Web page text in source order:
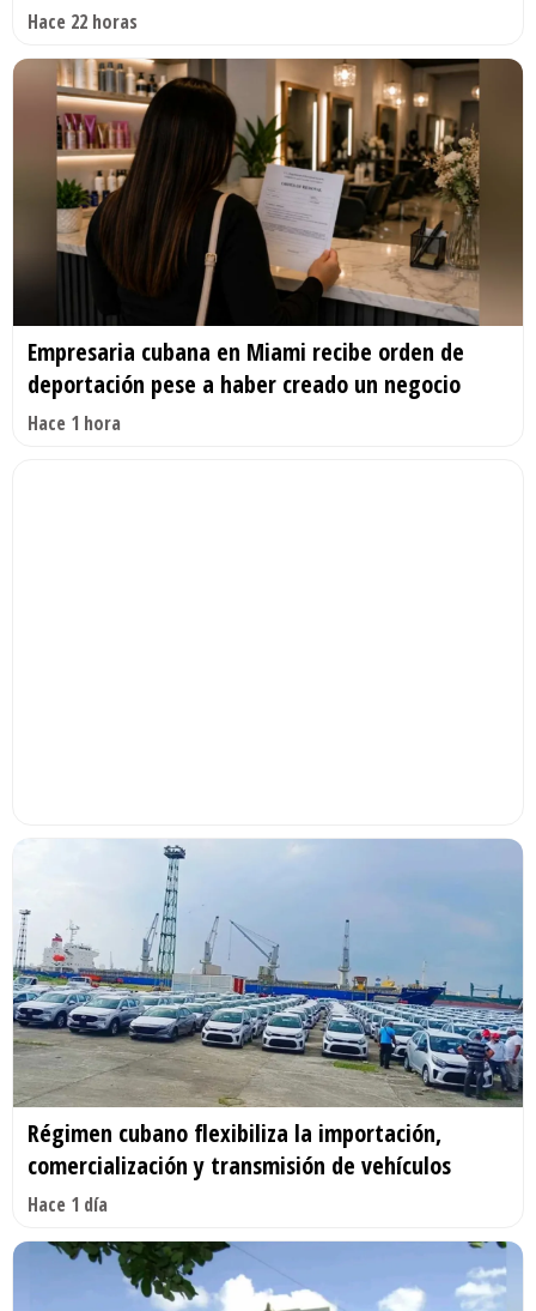
Hace 22 horas
Empresaria cubana en Miami recibe orden de
deportación pese a haber creado un negocio
Hace 1 hora
Régimen cubano flexibiliza la importación,
comercialización y transmisión de vehículos
Hace 1 día